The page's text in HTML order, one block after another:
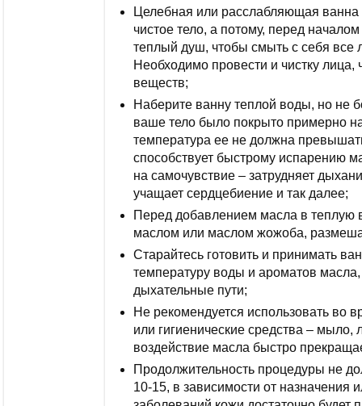
Целебная или расслабляющая
чистое тело, а потому, перед
теплый душ, чтобы смыть с себя все
Необходимо провести и чистку
веществ;
Наберите ванну теплой воды, но не
ваше тело было покрыто примерно
температура ее не должна
способствует быстрому испарению
на самочувствие – затрудняет
учащает сердцебиение и так далее;
Перед добавлением масла в теплую
маслом или маслом жожоба,
Старайтесь готовить и принимать
температуру воды и ароматов
дыхательные пути;
Не рекомендуется использовать во
или гигиенические средства –
воздействие масла быстро
Продолжительность процедуры не
10-15, в зависимости от назначения